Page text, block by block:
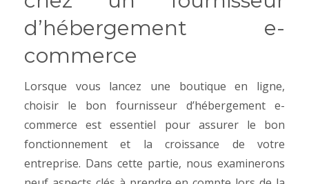
d’hébergement e-
commerce
Lorsque vous lancez une boutique en ligne,
choisir le bon fournisseur d’hébergement e-
commerce est essentiel pour assurer le bon
fonctionnement et la croissance de votre
entreprise. Dans cette partie, nous examinerons